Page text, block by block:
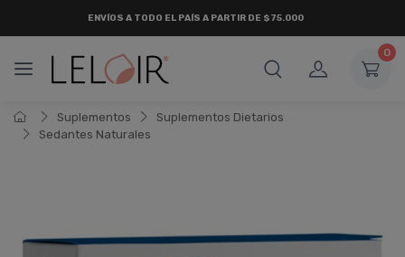
0
Suplementos
Suplementos Dietarios
Sedantes Naturales